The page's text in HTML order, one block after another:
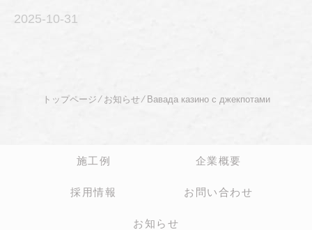
2025-10-31
トップページ ⁄ お知らせ⁄ Вавада казино с джекпотами
施工例 企業概要
採用情報 お問い合わせ
お知らせ